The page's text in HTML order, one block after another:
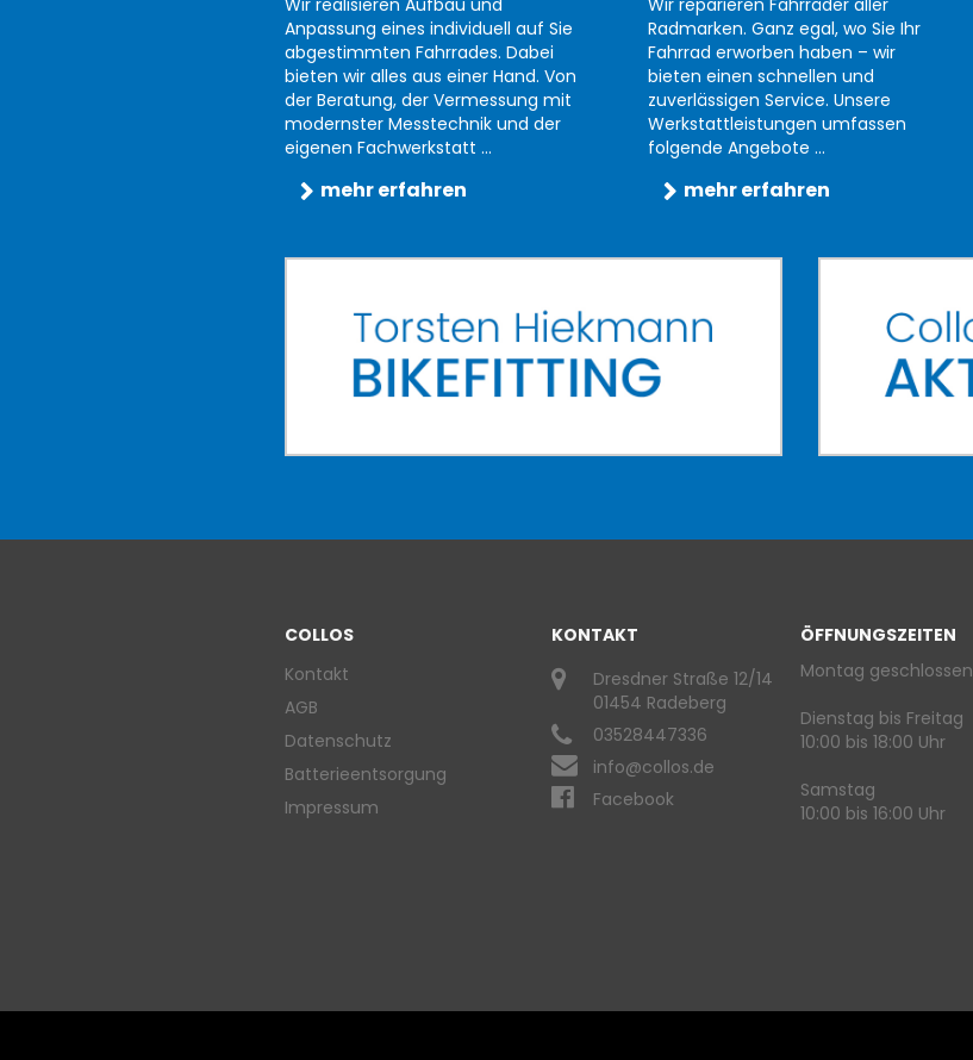
Anpassung eines individuell auf Sie
abgestimmten Fahrrades. Dabei
bieten wir alles aus einer Hand. Von
der Beratung, der Vermessung mit
modernster Messtechnik und der
eigenen Fachwerkstatt ...
mehr erfahren
Radmarken. Ganz egal, wo Sie Ihr
Fahrrad erworben haben – wir
bieten einen schnellen und
zuverlässigen Service. Unsere
Werkstattleistungen umfassen
folgende Angebote ...
mehr erfahren
COLLOS
Kontakt
AGB
Datenschutz
Batterieentsorgung
Impressum
KONTAKT
Dresdner Straße 12/14
01454 Radeberg
03528447336
info@collos.de
Facebook
ÖFFNUNGSZEITEN
Montag geschlossen
Dienstag bis Freitag
10:00 bis 18:00 Uhr
Samstag
10:00 bis 16:00 Uhr